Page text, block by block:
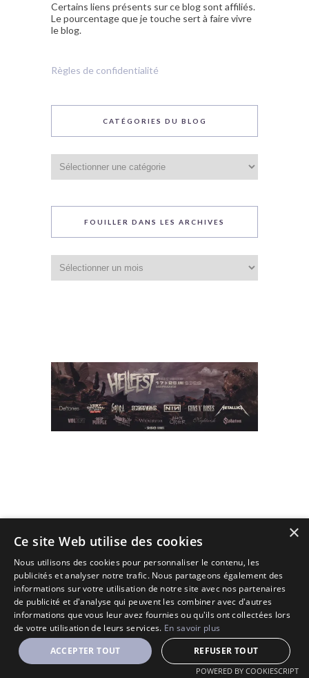
Certains liens présents sur ce blog sont affiliés.
Le pourcentage que je touche sert à faire vivre
le blog.
Règles de confidentialité
CATÉGORIES DU BLOG
du
blog
FOUILLER DANS LES ARCHIVES
dans
les
Designé et Customisé par Seraf' sur une base de Solopine
×
Ce site Web utilise des cookies
Nous utilisons des cookies pour personnaliser le contenu, les
publicités et analyser notre trafic. Nous partageons également des
informations sur votre utilisation de notre site avec nos partenaires
de publicité et d'analyse qui peuvent les combiner avec d'autres
informations que vous leur avez fournies ou qu'ils ont collectées lors
de votre utilisation de leurs services. En savoir plus
ACCEPTER TOUT
REFUSER TOUT
POWERED BY COOKIESCRIPT